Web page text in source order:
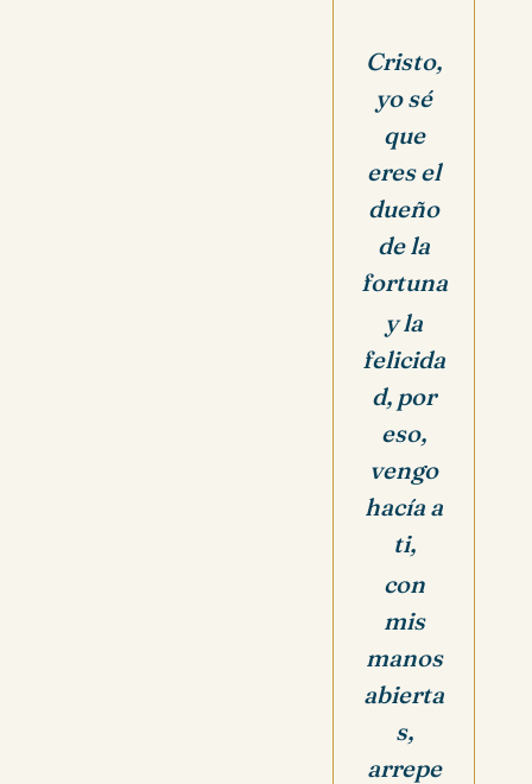
Cristo,
yo sé
que
eres el
dueño
de la
fortuna
y la
felicida
d, por
eso,
vengo
hacía a
ti,
con
mis
manos
abierta
s,
arrepe